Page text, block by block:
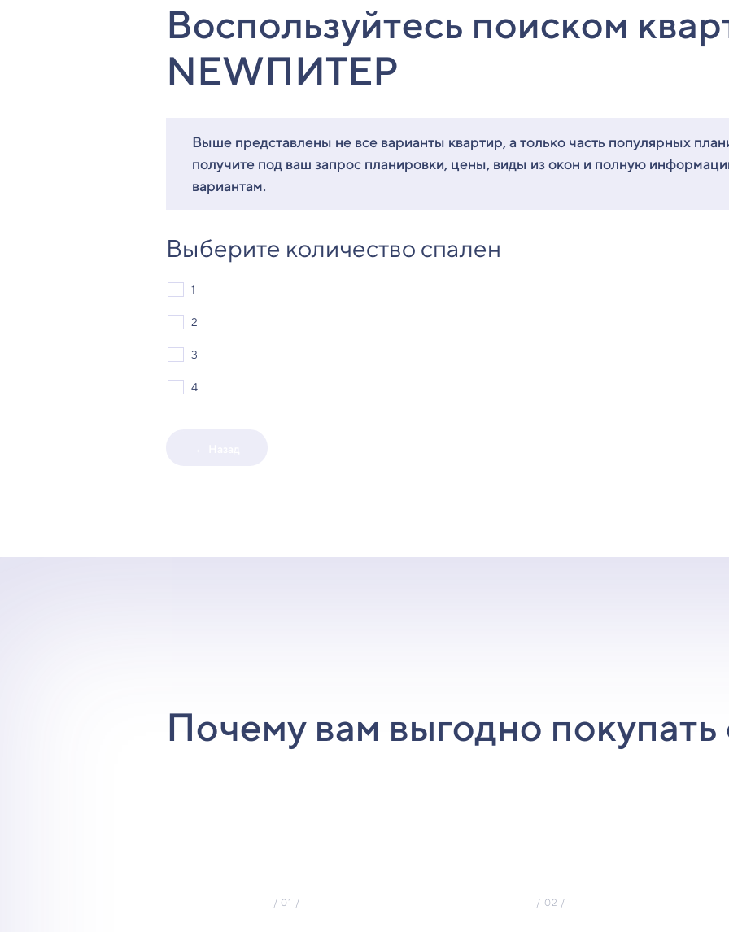
Воспользуйтесь поиском
NEWПИТЕР
Выше представлены не все варианты квартир, а только часть популярных
получите под ваш запрос планировки, цены, виды из окон и полную
вариантам.
Выберите количество спален
1
2
3
4
Почему вам выгодно покупать